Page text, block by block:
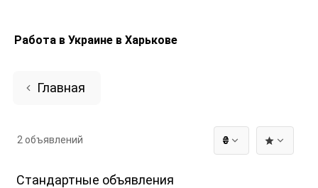
Работа в Украине в Харькове
Главная
₴
2 объявлений
Стандартные объявления